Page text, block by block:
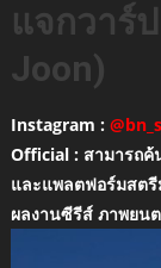
แจกวาร์
Joon)
Instagram :
Official : สามารถค้
และแพลตฟอร์มสตรี
ผลงานซีรีส์ ภาพยน